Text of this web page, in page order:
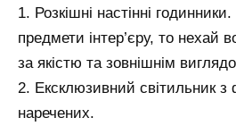
1. Розкішні настінні
предмети інтер’єру, то нехай
за якістю та зовнішнім
2. Ексклюзивний світильник з
наречених.